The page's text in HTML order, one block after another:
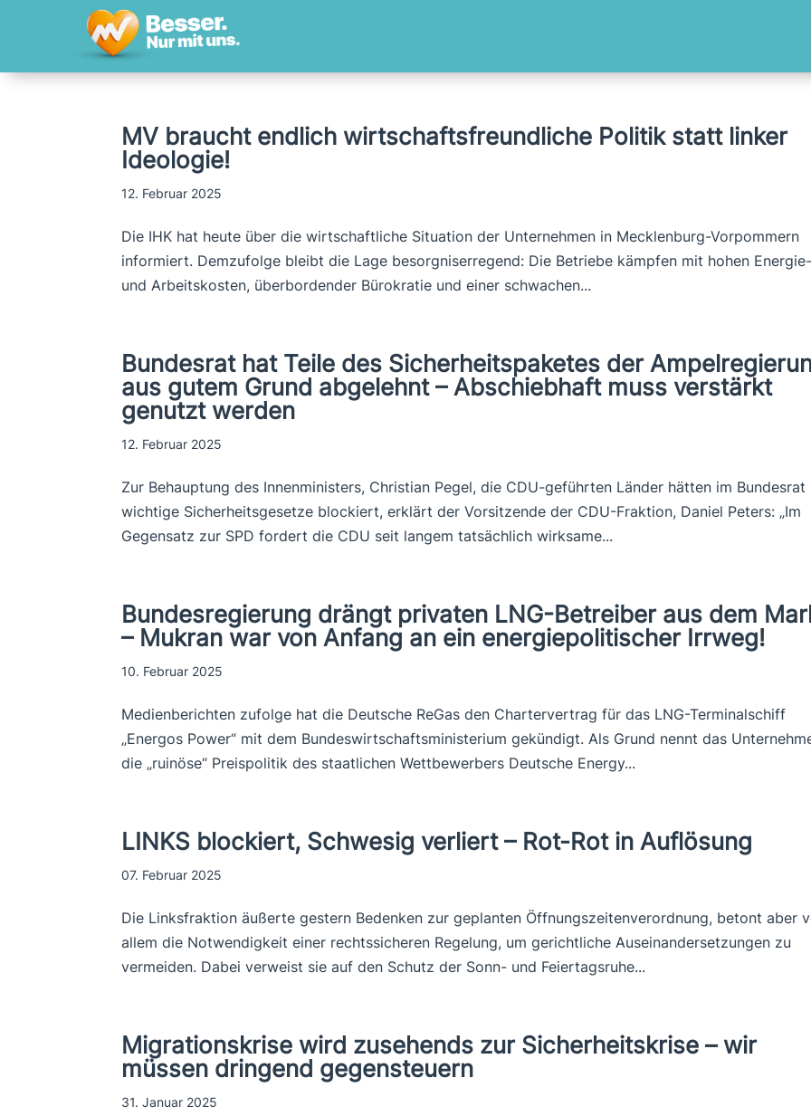
MV braucht endlich wirtschaftsfreundliche Politik statt linker
Ideologie!
12. Februar 2025
Die IHK hat heute über die wirtschaftliche Situation der Unternehmen in Mecklenburg-Vorpommern
informiert. Demzufolge bleibt die Lage besorgniserregend: Die Betriebe kämpfen mit hohen Energie-
und Arbeitskosten, überbordender Bürokratie und einer schwachen...
Bundesrat hat Teile des Sicherheitspaketes der
aus gutem Grund abgelehnt – Abschiebhaft muss verstärkt
genutzt werden
12. Februar 2025
Zur Behauptung des Innenministers, Christian Pegel, die CDU-geführten Länder hätten im Bundesrat
wichtige Sicherheitsgesetze blockiert, erklärt der Vorsitzende der CDU-Fraktion, Daniel Peters: „Im
Gegensatz zur SPD fordert die CDU seit langem tatsächlich wirksame...
Bundesregierung drängt privaten LNG-Betreiber aus dem
– Mukran war von Anfang an ein energiepolitischer Irrweg!
10. Februar 2025
Medienberichten zufolge hat die Deutsche ReGas den Chartervertrag für das LNG-Terminalschiff
„Energos Power“ mit dem Bundeswirtschaftsministerium gekündigt. Als Grund nennt das
die „ruinöse“ Preispolitik des staatlichen Wettbewerbers Deutsche Energy...
LINKS blockiert, Schwesig verliert – Rot-Rot in Auflösung
07. Februar 2025
Die Linksfraktion äußerte gestern Bedenken zur geplanten Öffnungszeitenverordnung, betont aber
allem die Notwendigkeit einer rechtssicheren Regelung, um gerichtliche Auseinandersetzungen zu
vermeiden. Dabei verweist sie auf den Schutz der Sonn- und Feiertagsruhe...
Migrationskrise wird zusehends zur Sicherheitskrise – wir
müssen dringend gegensteuern
31. Januar 2025